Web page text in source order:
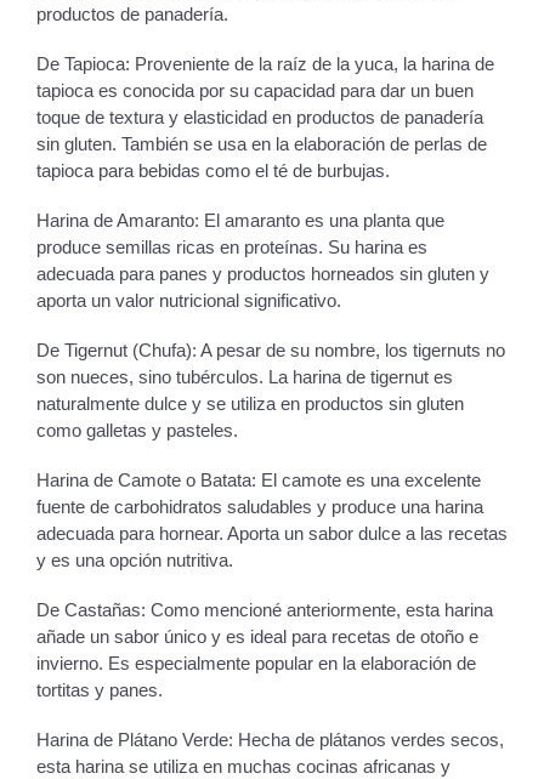
productos de panadería.
De Tapioca: Proveniente de la raíz de la yuca, la harina de
tapioca es conocida por su capacidad para dar un buen
toque de textura y elasticidad en productos de panadería
sin gluten. También se usa en la elaboración de perlas de
tapioca para bebidas como el té de burbujas.
Harina de Amaranto: El amaranto es una planta que
produce semillas ricas en proteínas. Su harina es
adecuada para panes y productos horneados sin gluten y
aporta un valor nutricional significativo.
De Tigernut (Chufa): A pesar de su nombre, los tigernuts no
son nueces, sino tubérculos. La harina de tigernut es
naturalmente dulce y se utiliza en productos sin gluten
como galletas y pasteles.
Harina de Camote o Batata: El camote es una excelente
fuente de carbohidratos saludables y produce una harina
adecuada para hornear. Aporta un sabor dulce a las recetas
y es una opción nutritiva.
De Castañas: Como mencioné anteriormente, esta harina
añade un sabor único y es ideal para recetas de otoño e
invierno. Es especialmente popular en la elaboración de
tortitas y panes.
Harina de Plátano Verde: Hecha de plátanos verdes secos,
esta harina se utiliza en muchas cocinas africanas y